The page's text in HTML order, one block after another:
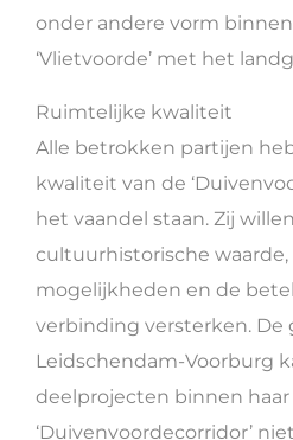
onder andere vorm
‘Vlietvoorde’ met het
Ruimtelijke kwaliteit
Alle betrokken partijen
kwaliteit van de
het vaandel staan. Zij
cultuurhistorische waarde,
mogelijkheden en de
verbinding versterken. De
Leidschendam-Voorburg
deelprojecten binnen haar
‘Duivenvoordecorridor’